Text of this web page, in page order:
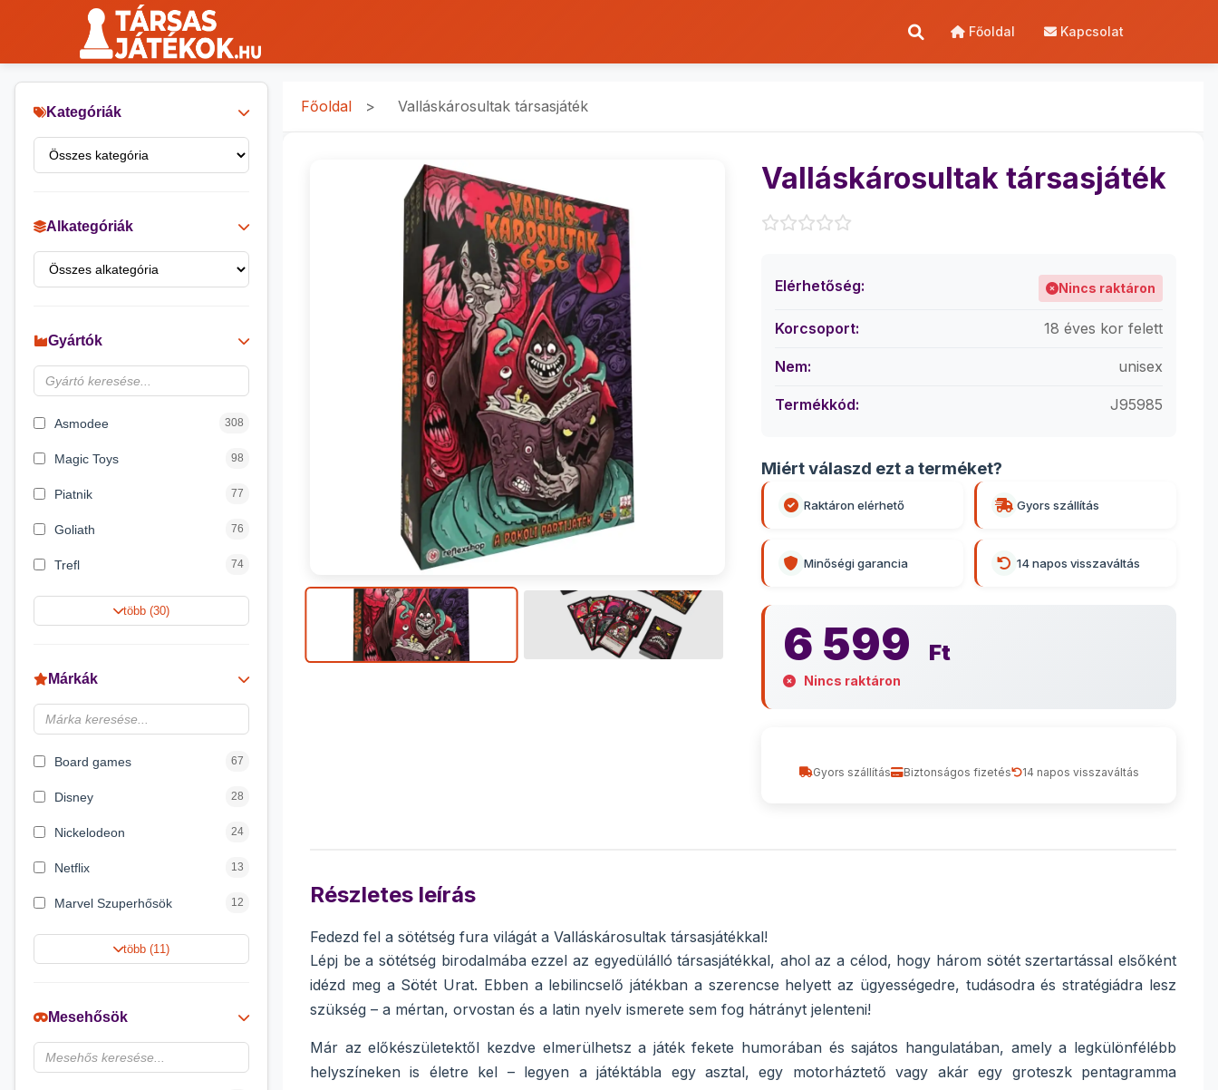
Főoldal Kapcsolat
Kategóriák
Alkategóriák
Gyártók
Asmodee 308
Magic Toys 98
Piatnik 77
Goliath 76
Trefl 74
Keller&Mayer 60
Spin Master
Delta Vision 28
több (30)
Márkák
Board games 67
Disney 28
Nickelodeon 24
Netflix 13
Marvel Szuperhősök 12
Summer Toys 10
Noris
Disney hercegnők 6
több (11)
Mesehősök
Főoldal > Valláskárosultak társasjáték
Valláskárosultak társasjáték
Elérhetőség: Nincs raktáron
Korcsoport: 18 éves kor felett
Nem: unisex
Termékkód: J95985
Miért válaszd ezt a terméket?
Raktáron elérhető Gyors szállítás
Minőségi garancia 14 napos visszaváltás
6 599 Ft
Nincs raktáron
Gyors szállítás Biztonságos fizetés 14 napos visszaváltás
Részletes leírás
Fedezd fel a sötétség fura világát a Valláskárosultak társasjátékkal!
Lépj be a sötétség birodalmába ezzel az egyedülálló társasjátékkal, ahol az a célod, hogy három sötét szertartással elsőként
idézd meg a Sötét Urat. Ebben a lebilincselő játékban a szerencse helyett az ügyességedre, tudásodra és stratégiádra lesz
szükség – a mértan, orvostan és a latin nyelv ismerete sem fog hátrányt jelenteni!
Már az előkészületektől kezdve elmerülhetsz a játék fekete humorában és sajátos hangulatában, amely a legkülönfélébb
helyszíneken is életre kel – legyen a játéktábla egy asztal, egy motorháztető vagy akár egy groteszk pentagramma